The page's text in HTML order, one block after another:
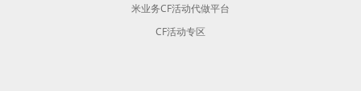
米业务CF活动代做平台
CF活动专区